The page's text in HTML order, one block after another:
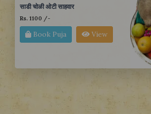
साडी चोळी ओटी साहवार
Rs. 1100 /-
Book Puja View